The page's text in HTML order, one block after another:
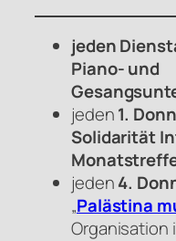
jeden
Piano- und
jeden1.
Solidarität
jeden4.
„Palästina
Organisation